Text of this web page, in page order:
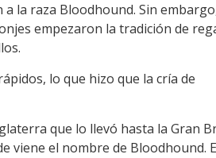
la raza Bloodhound. Sin
empezaron la tradición de
lo que hizo que la cría de
que lo llevó hasta la Gran
viene el nombre de Bloodhound.